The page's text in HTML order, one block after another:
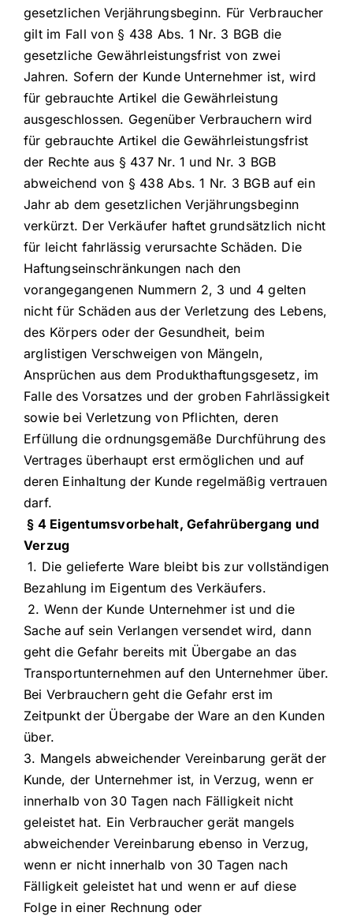
gesetzlichen Verjährungsbeginn. Für Verbraucher
gilt im Fall von § 438 Abs. 1 Nr. 3 BGB die
gesetzliche Gewährleistungsfrist von zwei
Jahren. Sofern der Kunde Unternehmer ist, wird
für gebrauchte Artikel die Gewährleistung
ausgeschlossen. Gegenüber Verbrauchern wird
für gebrauchte Artikel die Gewährleistungsfrist
der Rechte aus § 437 Nr. 1 und Nr. 3 BGB
abweichend von § 438 Abs. 1 Nr. 3 BGB auf ein
Jahr ab dem gesetzlichen Verjährungsbeginn
verkürzt. Der Verkäufer haftet grundsätzlich nicht
für leicht fahrlässig verursachte Schäden. Die
Haftungseinschränkungen nach den
vorangegangenen Nummern 2, 3 und 4 gelten
nicht für Schäden aus der Verletzung des Lebens,
des Körpers oder der Gesundheit, beim
arglistigen Verschweigen von Mängeln,
Ansprüchen aus dem Produkthaftungsgesetz, im
Falle des Vorsatzes und der groben Fahrlässigkeit
sowie bei Verletzung von Pflichten, deren
Erfüllung die ordnungsgemäße Durchführung des
Vertrages überhaupt erst ermöglichen und auf
deren Einhaltung der Kunde regelmäßig vertrauen
darf.
§ 4 Eigentumsvorbehalt, Gefahrübergang und
Verzug
1. Die gelieferte Ware bleibt bis zur vollständigen
Bezahlung im Eigentum des Verkäufers.
2. Wenn der Kunde Unternehmer ist und die
Sache auf sein Verlangen versendet wird, dann
geht die Gefahr bereits mit Übergabe an das
Transportunternehmen auf den Unternehmer über.
Bei Verbrauchern geht die Gefahr erst im
Zeitpunkt der Übergabe der Ware an den Kunden
über.
3. Mangels abweichender Vereinbarung gerät der
Kunde, der Unternehmer ist, in Verzug, wenn er
innerhalb von 30 Tagen nach Fälligkeit nicht
geleistet hat. Ein Verbraucher gerät mangels
abweichender Vereinbarung ebenso in Verzug,
wenn er nicht innerhalb von 30 Tagen nach
Fälligkeit geleistet hat und wenn er auf diese
Folge in einer Rechnung oder